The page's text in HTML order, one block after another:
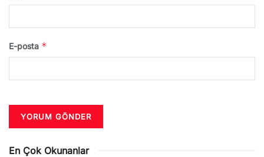
E-posta *
En Çok Okunanlar